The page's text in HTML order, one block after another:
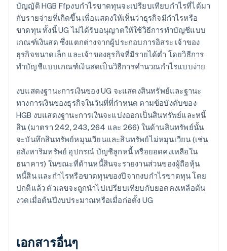
บัญญัติ HGB Ffpงบกำไรขาดทุนจะเปรียบเทียบกำไรที่ได้มา
กับรายจ่ายที่เกิดขึ้น เพื่อแสดงให้เห็นว่าธุรกิจมีกำไรหรือ
ขาดทุน ทั้งนี้ UG ไม่ได้รับอนุญาตให้ใช้วิธีการทำบัญชีแบบ
เกณฑ์เงินสด ซึ่งแตกต่างจากผู้ประกอบการอิสระ เจ้าของ
ธุรกิจขนาดเล็ก และเจ้าของธุรกิจที่มีรายได้ต่ำ โดยวิธีการ
ทำบัญชีแบบเกณฑ์เงินสดเป็นวิธีการคำนวณกำไรแบบง่าย
งบแสดงฐานะการเงินของ UG จะแสดงสินทรัพย์และฐานะ
ทางการเงินของธุรกิจในวันที่ที่กำหนด ตามข้อบังคับของ
HGB งบแสดงฐานะการเงินจะแบ่งออกเป็นสินทรัพย์และหนี้
สิน (มาตรา 242, 243, 264 และ 266) ในด้านสินทรัพย์นั้น
จะบันทึกสินทรัพย์หมุนเวียนและสินทรัพย์ไม่หมุนเวียน (เช่น
อสังหาริมทรัพย์ อุปกรณ์ บัญชีลูกหนี้ หรือยอดคงเหลือใน
ธนาคาร) ในขณะที่ด้านหนี้สินจะรายงานส่วนของผู้ถือหุ้น
หนี้สิน และกำไรหรือขาดทุนของปีจากงบกำไรขาดทุน โดย
ปกติแล้ว ตัวเลขจะถูกนำไปเปรียบเทียบกับยอดคงเหลือต้น
งวดเมื่อต้นปีงบประมาณหรือเมื่อก่อตั้ง UG
เอกสารอื่นๆ